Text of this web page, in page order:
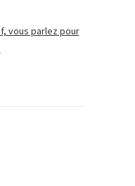
vous parlez pour